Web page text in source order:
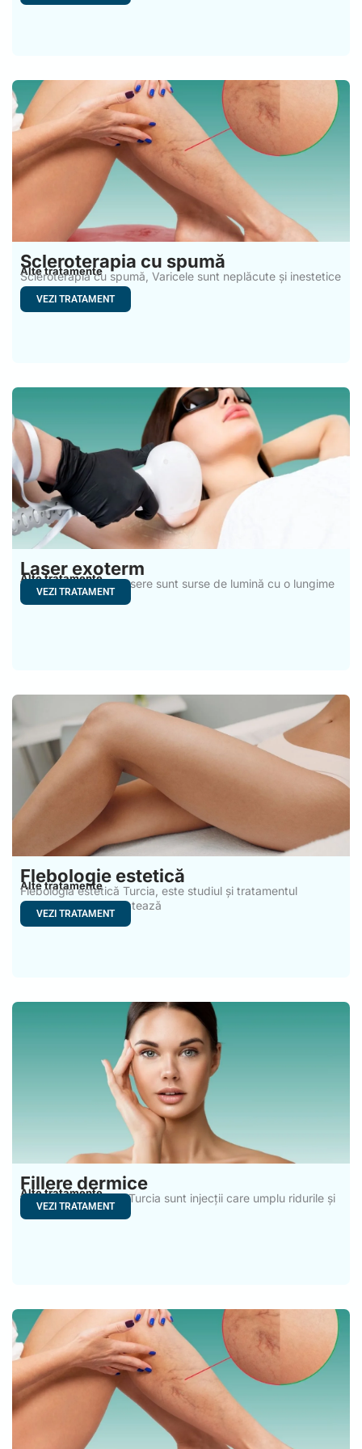
Scleroterapia cu spumă
Alte tratamente
Scleroterapia cu spumă, Varicele sunt neplăcute și inestetice
și afectează
VEZI TRATAMENT
Laser exoterm
Alte tratamente
Laserele exoterme lasere sunt surse de lumină cu o lungime
VEZI TRATAMENT
Flebologie estetică
Alte tratamente
Flebologia estetică Turcia, este studiul și tratamentul
afecțiunilor care afectează
VEZI TRATAMENT
Fillere dermice
Alte tratamente
Fillerele dermice din Turcia sunt injecții care umplu ridurile și
VEZI TRATAMENT